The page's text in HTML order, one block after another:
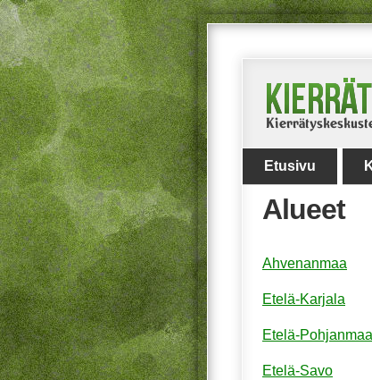
Etusivu
Alueet
Ahvenanmaa
Etelä-Karjala
Etelä-Pohjanmaa
Etelä-Savo